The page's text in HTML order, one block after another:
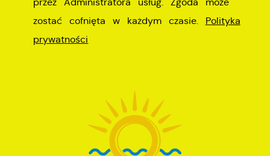
zostać cofnięta w każdym czasie. Polityka
prywatności